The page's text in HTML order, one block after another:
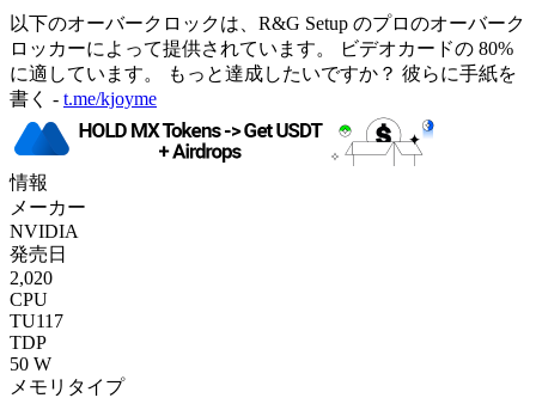
以下のオーバークロックは、R&G Setup のプロのオーバーク
ロッカーによって提供されています。 ビデオカードの 80%
に適しています。 もっと達成したいですか？ 彼らに手紙を
書く - t.me/kjoyme
情報
メーカー
NVIDIA
発売日
2,020
CPU
TU117
TDP
50 W
メモリタイプ